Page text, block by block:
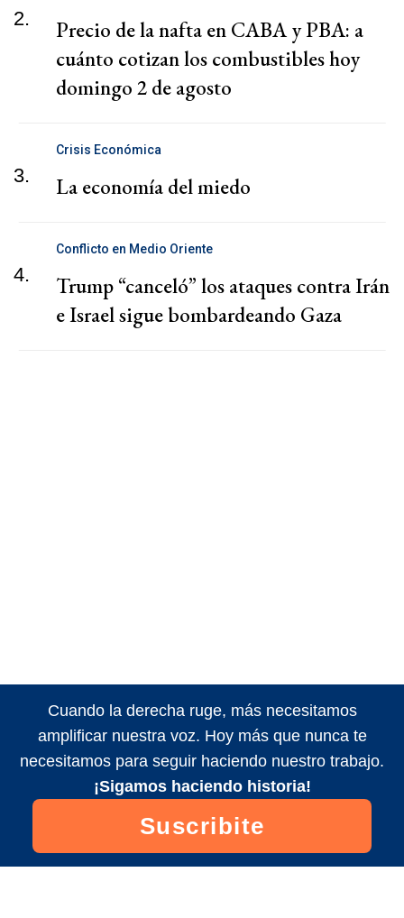
2.
Precio de la nafta en CABA y PBA: a
cuánto cotizan los combustibles hoy
domingo 2 de agosto
3.
Crisis Económica
La economía del miedo
4.
Conflicto en Medio Oriente
Trump “canceló” los ataques contra Irán
e Israel sigue bombardeando Gaza
Cuando la derecha ruge, más necesitamos
amplificar nuestra voz. Hoy más que nunca te
necesitamos para seguir haciendo nuestro trabajo.
¡Sigamos haciendo historia!
Suscribite